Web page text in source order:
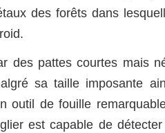
des forêts dans
des pattes courtes mais
sa taille imposante
outil de fouille
est capable de